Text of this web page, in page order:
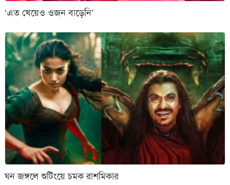
‘এত খেয়েও ওজন বাড়েনি’
ঘন জঙ্গলে শুটিংয়ে চমক রাশমিকার